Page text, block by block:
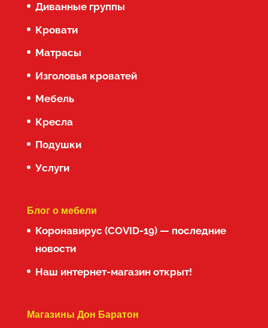
Диванные группы
Кровати
Матрасы
Изголовья кроватей
Мебель
Кресла
Подушки
Услуги
Блог о мебели
Коронавирус (COVID-19) — последние
новости
Наш интернет-магазин открыт!
Магазины Дон Баратон